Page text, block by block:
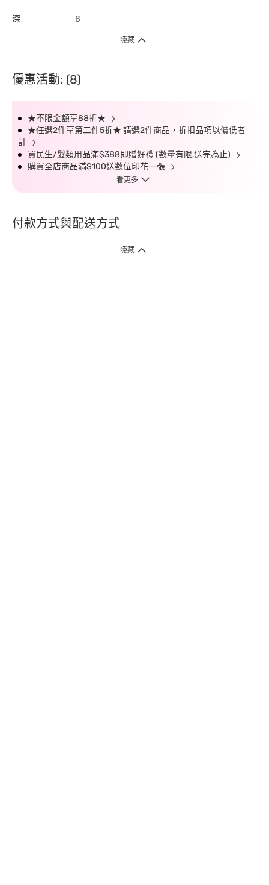
深 8
隱藏
優惠活動: (8)
★不限金額享88折★
★任選2件享第二件5折★ 請選2件商品，折扣品項以價低者
計
買民生/髮類用品滿$388即贈好禮 (數量有限,送完為止)
購買全店商品滿$100送數位印花一張
看更多
付款方式與配送方式
隱藏